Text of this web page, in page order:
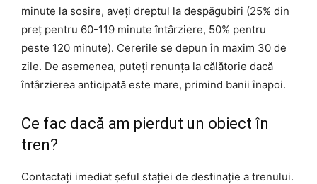
minute la sosire, aveți dreptul la despăgubiri (25% din
preț pentru 60-119 minute întârziere, 50% pentru
peste 120 minute). Cererile se depun în maxim 30 de
zile. De asemenea, puteți renunța la călătorie dacă
întârzierea anticipată este mare, primind banii înapoi.
Ce fac dacă am pierdut un obiect în
tren?
Contactați imediat șeful stației de destinație a trenului.